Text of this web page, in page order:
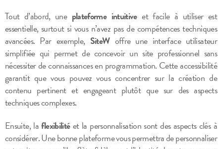
Tout d’abord, une plateforme intuitiveet facile à utiliser est
essentielle, surtout si vous n’avez pas de compétences techniques
avancées. Par exemple, SiteWoffre une interface utilisateur
simplifiée qui permet de concevoir un site professionnel sans
nécessiter de connaissances en programmation. Cette accessibilité
garantit que vous pouvez vous concentrer sur la création de
contenu pertinent et engageant plutôt que sur des aspects
techniques complexes.
Ensuite, laflexibilitéet la personnalisation sont des aspects clés à
considérer. Une bonne plateforme vous permettra de personnaliser